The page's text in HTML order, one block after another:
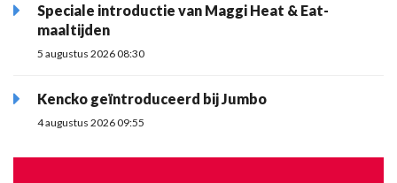
Speciale introductie van Maggi Heat & Eat-
maaltijden
5 augustus 2026 08:30
Kencko geïntroduceerd bij Jumbo
4 augustus 2026 09:55